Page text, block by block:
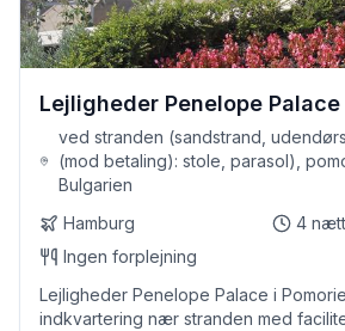
Lejligheder Penelope Palace
ved stranden (sandstrand,
(mod betaling): stole, parasol),
Bulgarien
Hamburg 4
Ingen forplejning
Lejligheder Penelope Palace i
indkvartering nær stranden med